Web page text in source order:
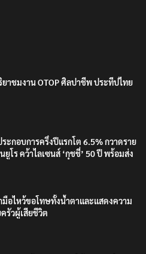
ยาชมงาน OTOP ศิลปาชีพ ประทีปไทย
ะกอบการครึ่งปีแรกโต 6.5% กวาดราย
โร คว้าไลเซนส์ ‘กุชชี่’ 50 ปี พร้อมส่ง
มือไหว้ขอโทษทั้งน้ำตาและแสดงความ
รัวผู้เสียชีวิต